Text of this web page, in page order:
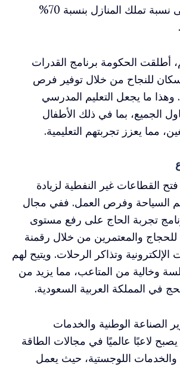
المالية للوصول إلى نسبة تملك المنازل بنسبة 70%
أطلقت الحكومة برنامج القدرات
للنجاح من خلال توفير فرص
وهذا ما يجعل التعليم المدرسي
الجميع، بما في ذلك الأطفال
مما يعزز تجربتهم التعليمية.
القطاعات غير النفطية لزيادة
السياحة وفرص العمل. ففي مجال
تجربة الحاج على رفع مستوى
والمعتمرين من خلال رقمنة
الإلكترونية وتذاكر الرحلات. ويتيح لهم
وخالية من المتاعب، مما يزيد من
في المملكة العربية السعودية.
الصناعة الوطنية والخدمات
لاعبًا عالميًا في مجالات الطاقة
والخدمات اللوجستية، حيث يعمل